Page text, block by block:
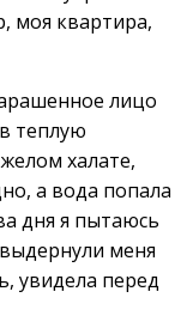
моя квартира,
лицо
теплую
халате,
а вода попала
дня я пытаюсь
меня
увидела перед